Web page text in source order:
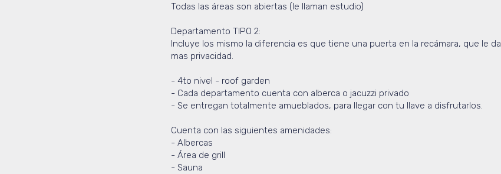
Todas las áreas son abiertas (le llaman estudio)
Departamento TIPO 2:
Incluye los mismo la diferencia es que tiene una puerta en la recámara, que le da
mas privacidad.
- 4to nivel - roof garden
- Cada departamento cuenta con alberca o jacuzzi privado
- Se entregan totalmente amueblados, para llegar con tu llave a disfrutarlos.
Cuenta con las siguientes amenidades:
- Albercas
- Área de grill
- Sauna